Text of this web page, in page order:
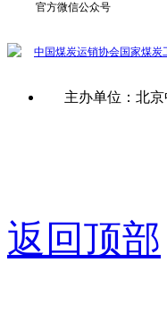
官方微信公众号
中国煤炭运销协会国家煤炭
主办单位：北京
返回顶部